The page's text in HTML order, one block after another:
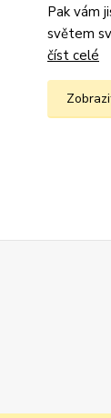
Pak vám
světem
číst celé